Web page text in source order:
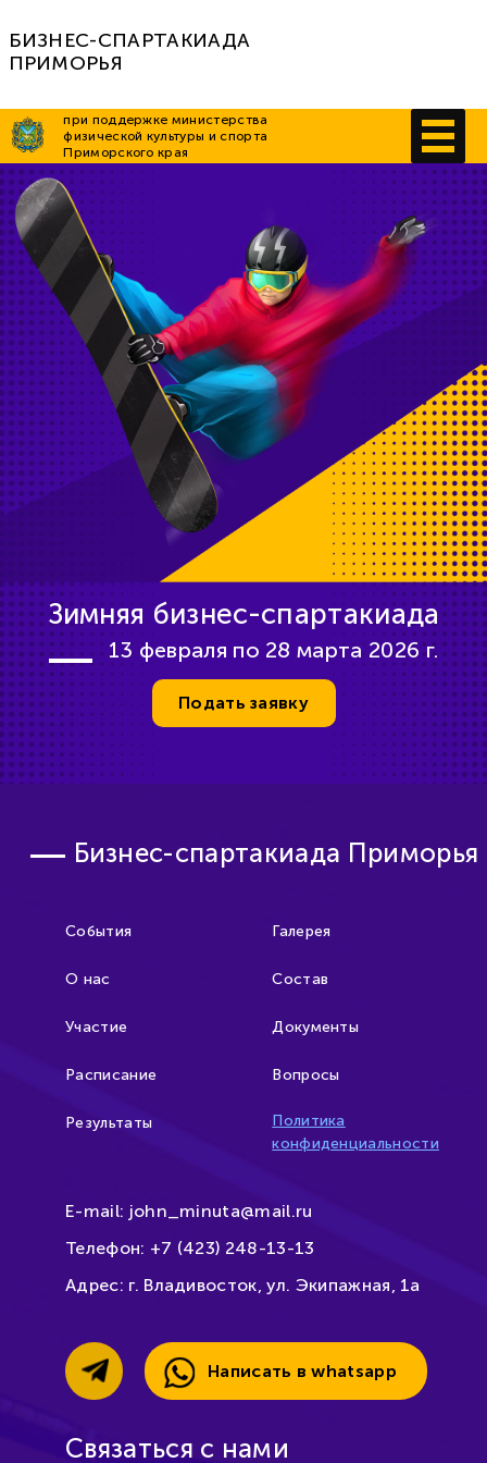
БИЗНЕС-СПАРТАКИАДА
ПРИМОРЬЯ
при поддержке министерства
физической культуры и спорта
Приморского края
Зимняя бизнес-спартакиада
13 февраля по 28 марта 2026 г.
Подать заявку
Бизнес-спартакиада Приморья
События
О нас
Участие
Расписание
Результаты
Галерея
Состав
Документы
Вопросы
Политика
конфиденциальности
E-mail: john_minuta@mail.ru
Телефон: +7 (423) 248-13-13
Адрес: г. Владивосток, ул. Экипажная, 1а
Написать в whatsapp
Связаться с нами